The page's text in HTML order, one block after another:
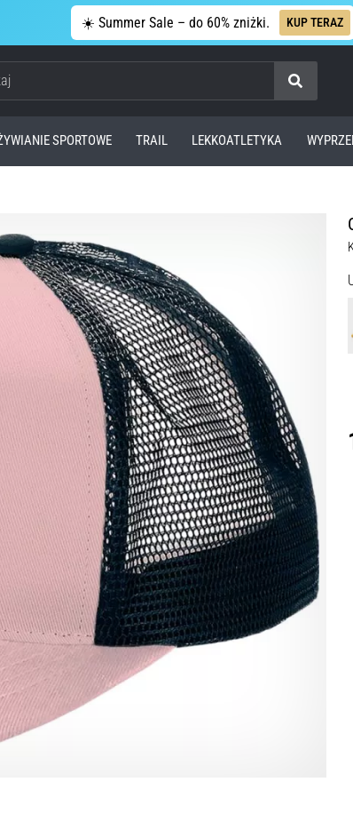
☀️ Summer Sale – do 60% zniżki. KUP TERAZ
Szukaj
SPORTOWE TRAIL LEKKOATLETYKA